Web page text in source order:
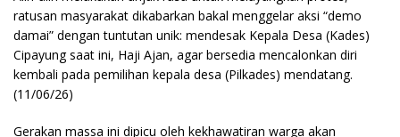
ratusan masyarakat dikabarkan bakal menggelar aksi “demo
damai” dengan tuntutan unik: mendesak Kepala Desa (Kades)
Cipayung saat ini, Haji Ajan, agar bersedia mencalonkan diri
kembali pada pemilihan kepala desa (Pilkades) mendatang.
(11/06/26)
Gerakan massa ini dipicu oleh kekhawatiran warga akan